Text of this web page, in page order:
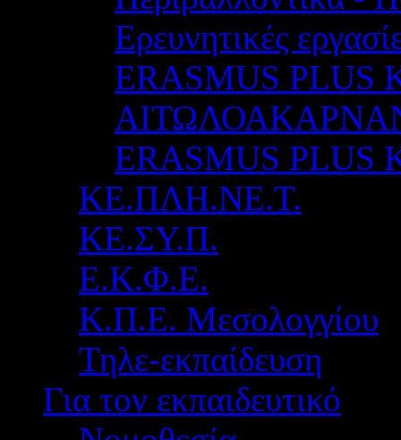
Ερευνητικές
ERASMUS PLUS
ERASMUS
ΚΕ.ΠΛΗ.ΝΕ.Τ.
ΚΕ.ΣΥ.Π.
Ε.Κ.Φ.Ε.
Κ.Π.Ε. Μεσολογγίου
Τηλε-εκπαίδευση
Για τον εκπαιδευτικό